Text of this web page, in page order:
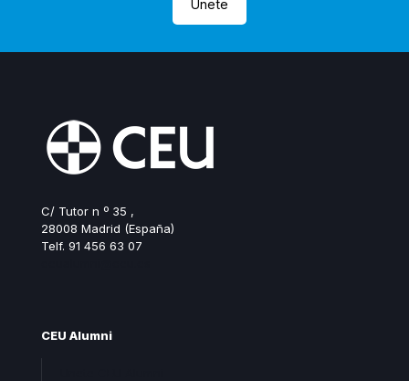
Únete
C/ Tutor n º 35 ,
28008 Madrid (España)
Telf. 91 456 63 07
CEU Alumni